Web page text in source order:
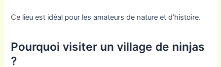
Ce lieu est idéal pour les amateurs de nature et d’histoire.
Pourquoi visiter un village de ninjas
?